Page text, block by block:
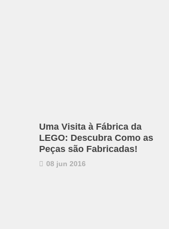
Uma Visita à Fábrica da
LEGO: Descubra Como as
Peças são Fabricadas!
08 jun 2016